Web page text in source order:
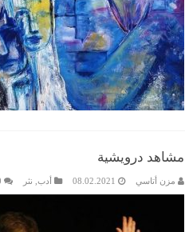
مشاهد درويشية
مزن أتاسي 08.02.2021 أدب نثر